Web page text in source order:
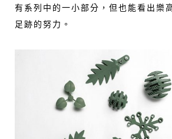
有系列中的一小部分，但也能看出樂
足跡的努力。